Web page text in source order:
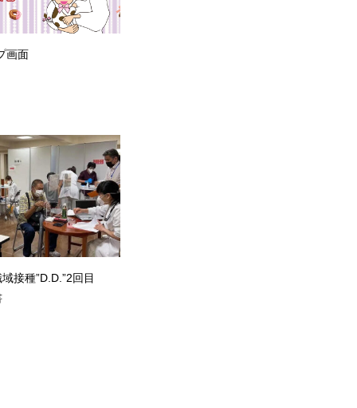
画面
接種”D.D.”2回目